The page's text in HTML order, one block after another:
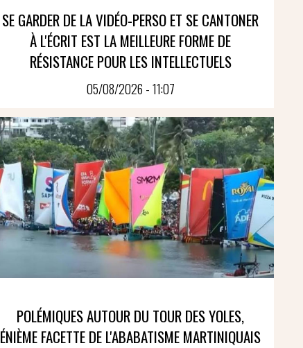
SE GARDER DE LA VIDÉO-PERSO ET SE CANTONER
À L'ÉCRIT EST LA MEILLEURE FORME DE
RÉSISTANCE POUR LES INTELLECTUELS
05/08/2026 - 11:07
POLÉMIQUES AUTOUR DU TOUR DES YOLES,
ÉNIÈME FACETTE DE L'ABABATISME MARTINIQUAIS